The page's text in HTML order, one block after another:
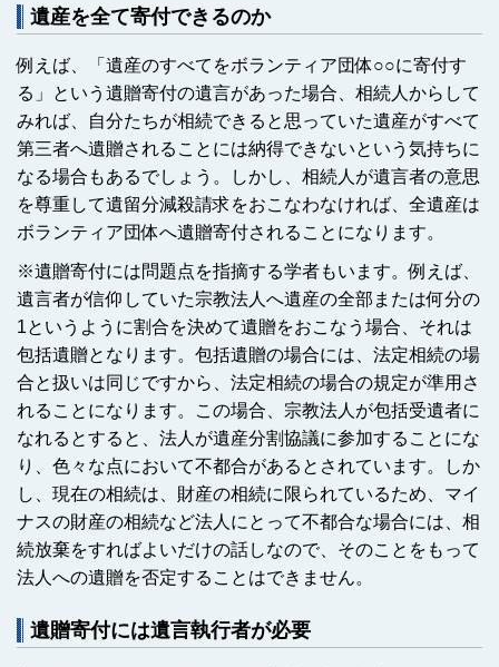
遺産を全て寄付できるのか
例えば、「遺産のすべてをボランティア団体○○に寄付す
る」という遺贈寄付の遺言があった場合、相続人からして
みれば、自分たちが相続できると思っていた遺産がすべて
第三者へ遺贈されることには納得できないという気持ちに
なる場合もあるでしょう。しかし、相続人が遺言者の意思
を尊重して遺留分減殺請求をおこなわなければ、全遺産は
ボランティア団体へ遺贈寄付されることになります。
※遺贈寄付には問題点を指摘する学者もいます。例えば、
遺言者が信仰していた宗教法人へ遺産の全部または何分の
1というように割合を決めて遺贈をおこなう場合、それは
包括遺贈となります。包括遺贈の場合には、法定相続の場
合と扱いは同じですから、法定相続の場合の規定が準用さ
れることになります。この場合、宗教法人が包括受遺者に
なれるとすると、法人が遺産分割協議に参加することにな
り、色々な点において不都合があるとされています。しか
し、現在の相続は、財産の相続に限られているため、マイ
ナスの財産の相続など法人にとって不都合な場合には、相
続放棄をすればよいだけの話しなので、そのことをもって
法人への遺贈を否定することはできません。
遺贈寄付には遺言執行者が必要